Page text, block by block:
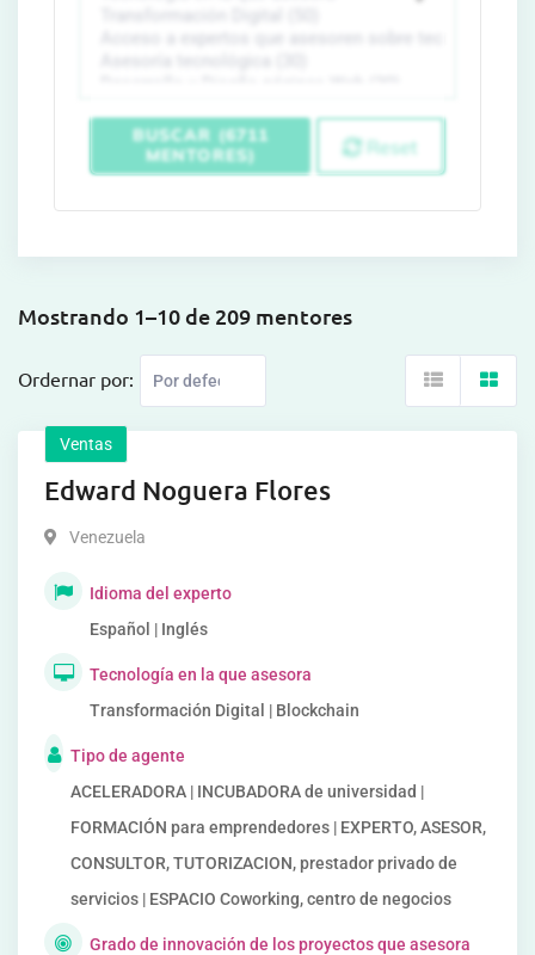
BUSCAR (6711
MENTORES)
Reset
Mostrando 1–10 de 209 mentores
Ordernar por:
Ventas
Edward Noguera Flores
Venezuela
Idioma del experto
Español | Inglés
Tecnología en la que asesora
Transformación Digital | Blockchain
Tipo de agente
ACELERADORA | INCUBADORA de universidad |
FORMACIÓN para emprendedores | EXPERTO, ASESOR,
CONSULTOR, TUTORIZACION, prestador privado de
servicios | ESPACIO Coworking, centro de negocios
Grado de innovación de los proyectos que asesora